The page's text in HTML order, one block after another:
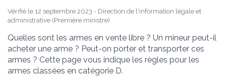
Vérifié le 12 septembre 2023 - Direction de l'information légale et
administrative (Première ministre)
Quelles sont les armes en vente libre ? Un mineur peut-il
acheter une arme ? Peut-on porter et transporter ces
armes ? Cette page vous indique les règles pour les
armes classées en catégorie D.